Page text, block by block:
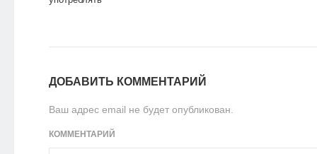
ДОБАВИТЬ КОММЕНТАРИЙ
Ваш адрес email не будет опубликован.
КОММЕНТАРИЙ